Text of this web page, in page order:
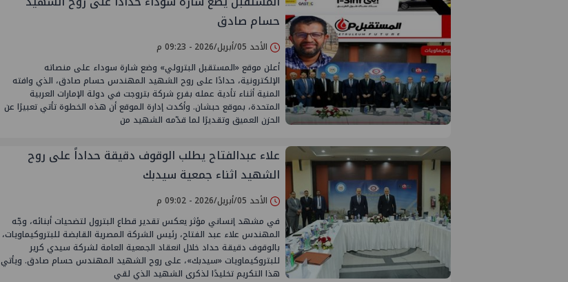
حسام صادق
الأحد 05/أبريل/2026 - 09:23 م
أعلن موقع «المستقبل البترولي» وضع شارة سوداء على منصاته
الإلكترونية، حدادًا على روح الشهيد المهندس حسام صادق، الذي وافته
المنية أثناء تأدية عمله بفرع شركة بتروجت في دولة الإمارات العربية
المتحدة، بموقع حبشان. وأكدت إدارة الموقع أن هذه الخطوة تأتي تعبيرًا عن
الحزن العميق وتقديرًا لما قدّمه الشهيد من
علاء عبدالفتاح يطلب الوقوف دقيقة حداداً على روح
الشهيد اثناء جمعية سيدبك
الأحد 05/أبريل/2026 - 09:02 م
في مشهد إنساني مؤثر يعكس تقدير قطاع البترول لتضحيات أبنائه، وجّه
المهندس علاء عبد الفتاح، رئيس الشركة المصرية القابضة للبتروكيماويات،
بالوقوف دقيقة حداد خلال انعقاد الجمعية العامة لشركة سيدي كرير
للبتروكيماويات «سيدبك»، على روح الشهيد المهندس حسام صادق. ويأتي
هذا التكريم تخليدًا لذكرى الشهيد الذي لقي